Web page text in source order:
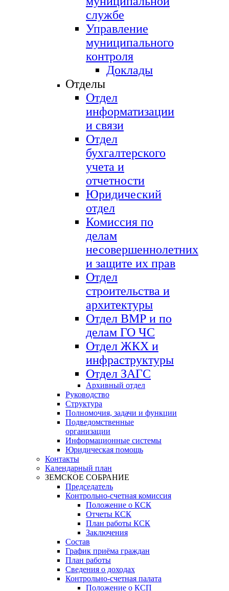
службе
Управление
муниципального
контроля
Доклады
Отделы
Отдел
информатизации
и связи
Отдел
бухгалтерского
учета и
отчетности
Юридический
отдел
Комиссия по
делам
несовершеннолетних
и защите их прав
Отдел
строительства и
архитектуры
Отдел ВМР и по
делам ГО ЧС
Отдел ЖКХ и
инфраструктуры
Отдел ЗАГС
Архивный отдел
Руководство
Структура
Полномочия, задачи и функции
Подведомственные
организации
Информационные системы
Юридическая помощь
Контакты
Календарный план
ЗЕМСКОЕ СОБРАНИЕ
Председатель
Контрольно-счетная комиссия
Положение о КСК
Отчеты КСК
План работы КСК
Заключения
Состав
График приёма граждан
План работы
Сведения о доходах
Контрольно-счетная палата
Положение о КСП